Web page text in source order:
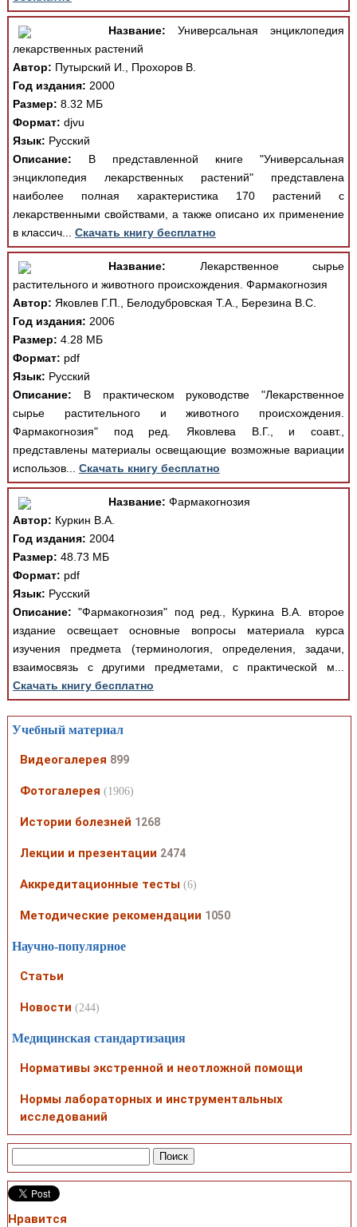
Название: Универсальная энциклопедия
лекарственных растений
Автор: Путырский И., Прохоров В.
Год издания: 2000
Размер: 8.32 МБ
Формат: djvu
Язык: Русский
Описание: В представленной книге "Универсальная
энциклопедия лекарственных растений" представлена
наиболее полная характеристика 170 растений с
лекарственными свойствами, а также описано их применение
в классич... Скачать книгу бесплатно
Название: Лекарственное сырье
растительного и животного происхождения. Фармакогнозия
Автор: Яковлев Г.П., Белодубровская Т.А., Березина В.С.
Год издания: 2006
Размер: 4.28 МБ
Формат: pdf
Язык: Русский
Описание: В практическом руководстве "Лекарственное
сырье растительного и животного происхождения.
Фармакогнозия" под ред. Яковлева В.Г., и соавт.,
представлены материалы освещающие возможные вариации
использов... Скачать книгу бесплатно
Название: Фармакогнозия
Автор: Куркин В.А.
Год издания: 2004
Размер: 48.73 МБ
Формат: pdf
Язык: Русский
Описание: "Фармакогнозия" под ред., Куркина В.А. второе
издание освещает основные вопросы материала курса
изучения предмета (терминология, определения, задачи,
взаимосвязь с другими предметами, с практической м...
Скачать книгу бесплатно
Учебный материал
Видеогалерея 899
Фотогалерея (1906)
Истории болезней 1268
Лекции и презентации 2474
Аккредитационные тесты (6)
Методические рекомендации 1050
Научно-популярное
Статьи
Новости (244)
Медицинская стандартизация
Нормативы экстренной и неотложной помощи
Нормы лабораторных и инструментальных
исследований
Нравится